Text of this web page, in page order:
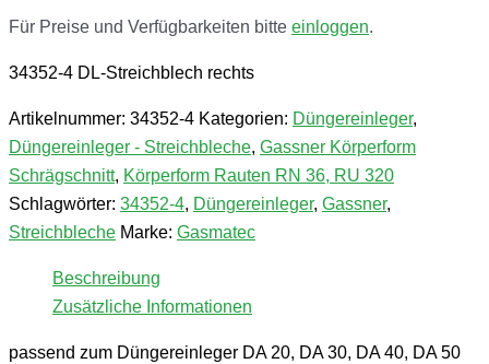
Für Preise und Verfügbarkeiten bitte einloggen.
34352-4 DL-Streichblech rechts
Artikelnummer: 34352-4 Kategorien: Düngereinleger,
Düngereinleger - Streichbleche, Gassner Körperform
Schrägschnitt, Körperform Rauten RN 36, RU 320
Schlagwörter: 34352-4, Düngereinleger, Gassner,
Streichbleche Marke: Gasmatec
Beschreibung
Zusätzliche Informationen
passend zum Düngereinleger DA 20, DA 30, DA 40, DA 50